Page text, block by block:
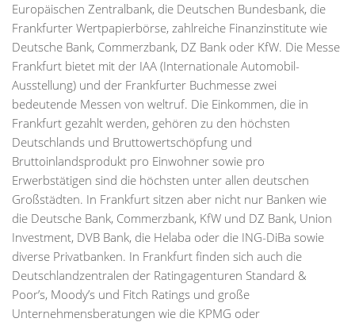
Europäischen Zentralbank, die Deutschen Bundesbank, die
Frankfurter Wertpapierbörse, zahlreiche Finanzinstitute wie
Deutsche Bank, Commerzbank, DZ Bank oder KfW. Die Messe
Frankfurt bietet mit der IAA (Internationale Automobil-
Ausstellung) und der Frankfurter Buchmesse zwei
bedeutende Messen von weltruf. Die Einkommen, die in
Frankfurt gezahlt werden, gehören zu den höchsten
Deutschlands und Bruttowertschöpfung und
Bruttoinlandsprodukt pro Einwohner sowie pro
Erwerbstätigen sind die höchsten unter allen deutschen
Großstädten. In Frankfurt sitzen aber nicht nur Banken wie
die Deutsche Bank, Commerzbank, KfW und DZ Bank, Union
Investment, DVB Bank, die Helaba oder die ING-DiBa sowie
diverse Privatbanken. In Frankfurt finden sich auch die
Deutschlandzentralen der Ratingagenturen Standard &
Poor’s, Moody’s und Fitch Ratings und große
Unternehmensberatungen wie die KPMG oder